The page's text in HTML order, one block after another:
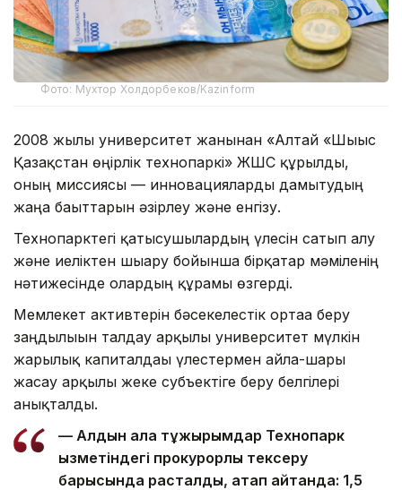
Фото: Мухтор Холдорбеков/Kazinform
2008 жылы университет жанынан «Алтай «Шығыс
Қазақстан өңірлік технопаркі» ЖШС құрылды,
оның миссиясы — инновацияларды дамытудың
жаңа бағыттарын әзірлеу және енгізу.
Технопарктегі қатысушылардың үлесін сатып алу
және иеліктен шығару бойынша бірқатар мәміленің
нәтижесінде олардың құрамы өзгерді.
Мемлекет активтерін бәсекелестік ортаға беру
заңдылығын талдау арқылы университет мүлкін
жарғылық капиталдағы үлестермен айла-шарғы
жасау арқылы жеке субъектіге беру белгілері
анықталды.
— Алдын ала тұжырымдар Технопарк
қызметіндегі прокурорлық тексеру
барысында расталды, атап айтқанда: 1,5